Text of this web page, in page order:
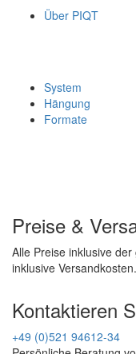
Über PIQT
System
Hängung
Formate
Preise &
Alle Preise inklusive
inklusive Versandkosten.
Kontaktieren
+49 (0)521 94612-34